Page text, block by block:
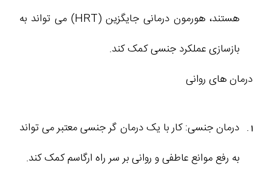
هستند، هورمون ‌درمانی جایگزین (HRT) می ‌تواند به
بازسازی عملکرد جنسی کمک کند.
درمان‌ های روانی
درمان جنسی: کار با یک درمان گر جنسی معتبر می ‌تواند
به رفع موانع عاطفی و روانی بر سر راه ارگاسم کمک کند.